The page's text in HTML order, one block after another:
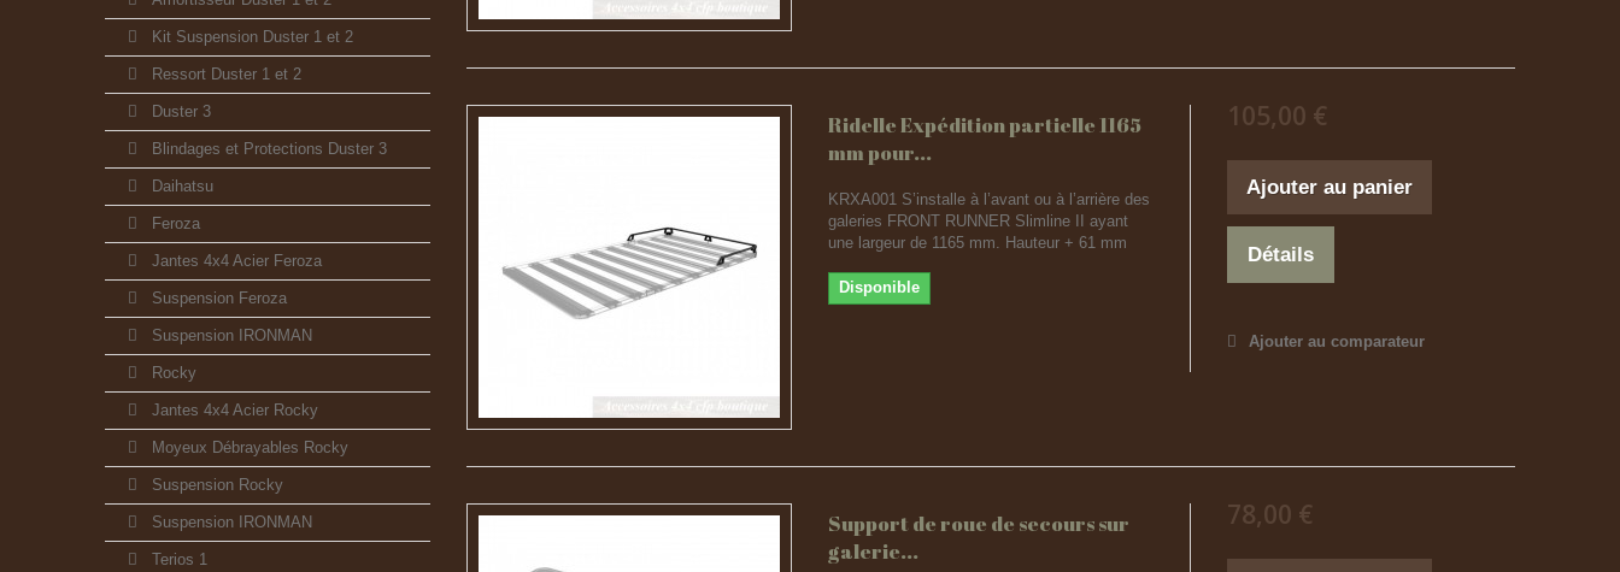
Kit Suspension Duster 1 et 2
Ressort Duster 1 et 2
Duster 3
Blindages et Protections Duster 3
Daihatsu
Feroza
Jantes 4x4 Acier Feroza
Suspension Feroza
Suspension IRONMAN
Rocky
Jantes 4x4 Acier Rocky
Moyeux Débrayables Rocky
Suspension Rocky
Suspension IRONMAN
Terios 1
Ridelle Expédition partielle 1165
mm pour...
KRXA001 S’installe à l’avant ou à l’arrière des
galeries FRONT RUNNER Slimline II ayant
une largeur de 1165 mm. Hauteur + 61 mm
Disponible
105,00 €
Ajouter au panier
Détails
Ajouter au comparateur
Support de roue de secours sur
galerie...
78,00 €